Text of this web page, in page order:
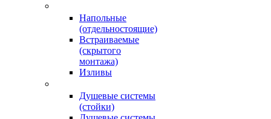
Напольные
(отдельностоящие)
Встраиваемые
(скрытого
монтажа)
Изливы
Душевые системы
(стойки)